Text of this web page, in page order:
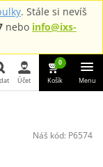
. Stále si nevíš
nebo info@ixs-
Účet
0
Košík Menu
Náš kód: P6574